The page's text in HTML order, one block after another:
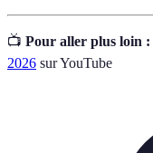
📺 Pour aller plus loin :
2026 sur YouTube